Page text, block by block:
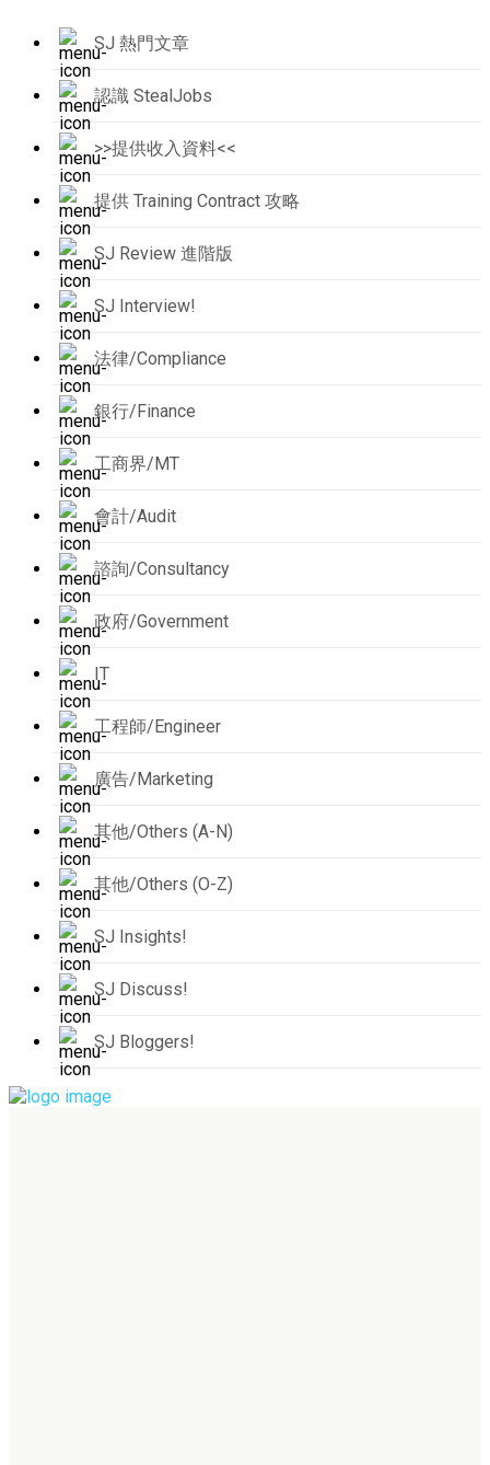
SJ 熱門文章
認識 StealJobs
>>提供收入資料<<
提供 Training Contract 攻略
SJ Review 進階版
SJ Interview!
法律/Compliance
銀行/Finance
工商界/MT
會計/Audit
諮詢/Consultancy
政府/Government
IT
工程師/Engineer
廣告/Marketing
其他/Others (A-N)
其他/Others (O-Z)
SJ Insights!
SJ Discuss!
SJ Bloggers!